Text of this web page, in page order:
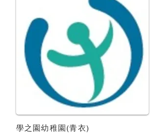
學之園幼稚園(青衣)